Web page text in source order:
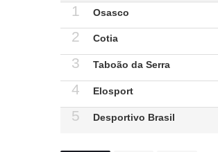
1 Osasco
2 Cotia
3 Taboão da Serra
4 Elosport
5 Desportivo Brasil